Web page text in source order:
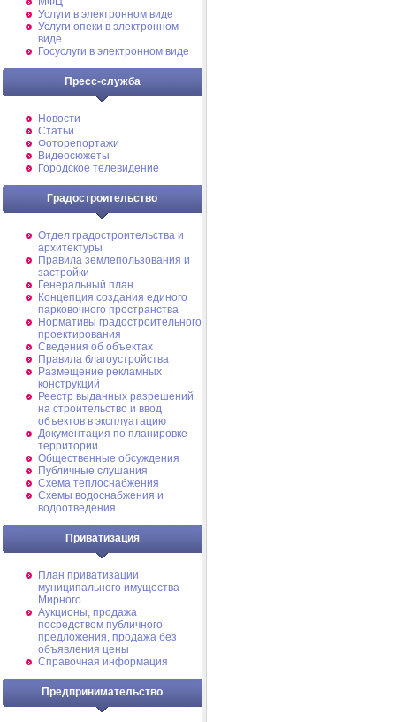
Услуги в электронном виде
Услуги опеки в электронном
виде
Госуслуги в электронном виде
Пресс-служба
Новости
Статьи
Фоторепортажи
Видеосюжеты
Городское телевидение
Градостроительство
Отдел градостроительства и
архитектуры
Правила землепользования и
застройки
Генеральный план
Концепция создания единого
парковочного пространства
Нормативы градостроительного
проектирования
Сведения об объектах
Правила благоустройства
Размещение рекламных
конструкций
Реестр выданных разрешений
на строительство и ввод
объектов в эксплуатацию
Документация по планировке
территории
Общественные обсуждения
Публичные слушания
Схема теплоснабжения
Схемы водоснабжения и
водоотведения
Приватизация
План приватизации
муниципального имущества
Мирного
Аукционы, продажа
посредством публичного
предложения, продажа без
объявления цены
Справочная информация
Предпринимательство